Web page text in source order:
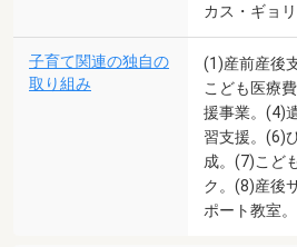
カス・ギョリ
子育て関連の独自の
取り組み
(1)産前産後
こども医療
援事業。(4)
習支援。(6)
成。(7)こど
ク。(8)産後
ポート教室。